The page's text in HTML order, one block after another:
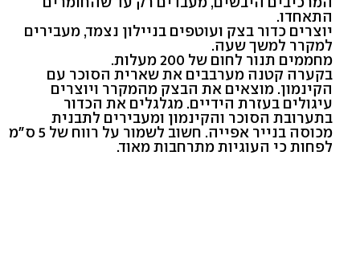
התאחדו.
יוצרים כדור בצק ועוטפים בניילון נצמד, מעבירים
למקרר למשך שעה.
מחממים תנור לחום של 200 מעלות.
בקערה קטנה מערבבים את שארית הסוכר עם
הקינמון. מוצאים את הבצק מהמקרר ויוצרים
עיגולים בעזרת הידיים. מגלגלים את הכדור
בתערובת הסוכר והקינמון ומעבירים לתבנית
מכוסה בנייר אפייה. חשוב לשמור על רווח של 5 ס"מ
לפחות כי העוגיות מתרחבות מאוד.